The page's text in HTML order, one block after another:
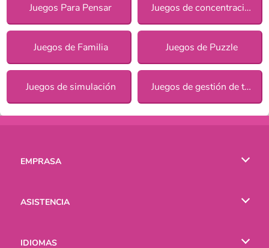
Juegos Para Pensar Juegos de concentración
Juegos de Familia Juegos de Puzzle
Juegos de simulación Juegos de gestión de tiempo
EMPRASA
ASISTENCIA
IDIOMAS